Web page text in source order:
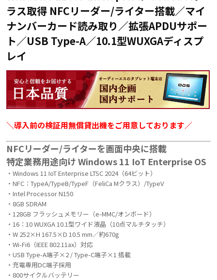
ラス取得 NFCリーダー/ライター搭載／マイ
ナンバーカード読み取り／拡張APDUサポー
ト／USB Type-A／10.1型WUXGAディスプ
レイ
＼導入前の検証用無償貸出機をご用意しております／
NFCリーダー/ライターを画面中央に搭載
特定業務用途向け Windows 11 IoT Enterprise OS
・Windows 11 IoT Enterprise LTSC 2024（64ビット）
・NFC：TypeA/TypeB/TypeF（FeliCa Mクラス）/TypeV
・Intel Processor N150
・8GB SDRAM
・128GB フラッシュメモリー（e-MMC/オンボード）
・16：10 WUXGA 10.1型ワイド液晶（10点マルチタッチ）
・W 252×H 167.5×D 10.5 mm／約670g
・Wi-Fi6（IEEE 802.11ax）対応
・USB Type-A端子×2 / Type-C端子×1 搭載
・充電専用DC端子採用
・800サイクルバッテリー